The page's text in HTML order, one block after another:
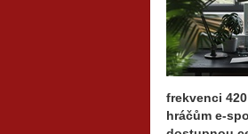
frekvenci
hráčům e-